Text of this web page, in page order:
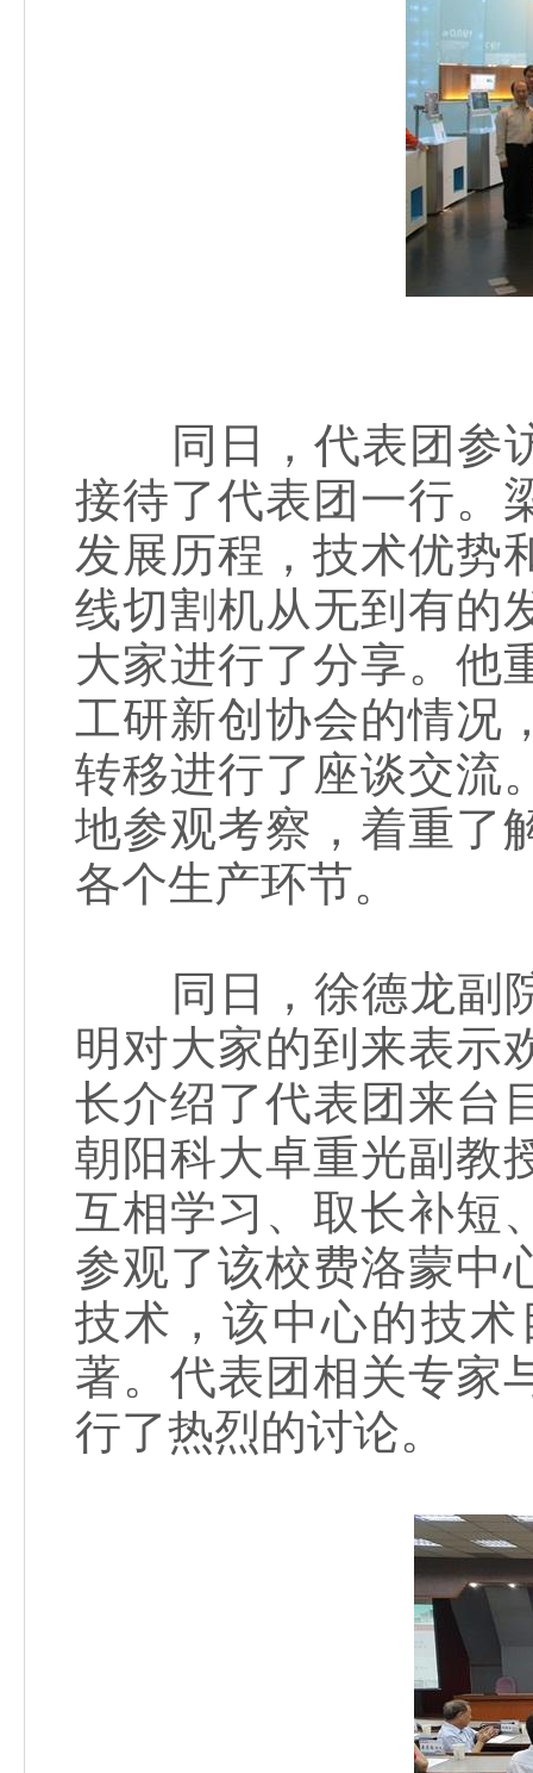
同日，代表团参访
接待了代表团一行。
发展历程，技术优势
线切割机从无到有的
大家进行了分享。他
工研新创协会的情况
转移进行了座谈交流
地参观考察，着重了
各个生产环节。
同日，徐德龙副院
明对大家的到来表示
长介绍了代表团来台
朝阳科大卓重光副教
互相学习、取长补短
参观了该校费洛蒙中
技术，该中心的技
著。代表团相关专家
行了热烈的讨论。